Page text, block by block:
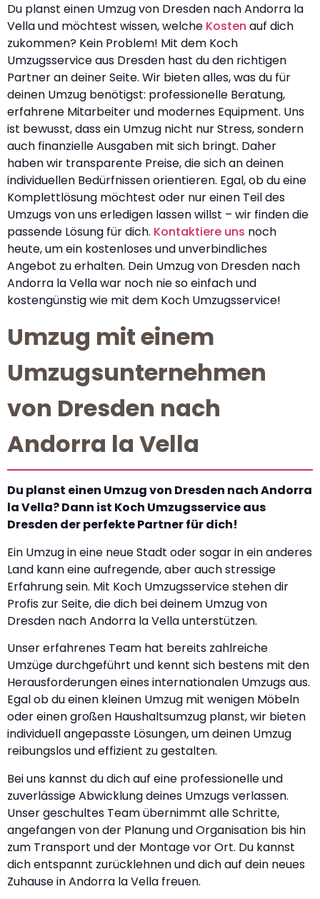
Du planst einen Umzug von Dresden nach Andorra la
Vella und möchtest wissen, welche Kosten auf dich
zukommen? Kein Problem! Mit dem Koch
Umzugsservice aus Dresden hast du den richtigen
Partner an deiner Seite. Wir bieten alles, was du für
deinen Umzug benötigst: professionelle Beratung,
erfahrene Mitarbeiter und modernes Equipment. Uns
ist bewusst, dass ein Umzug nicht nur Stress, sondern
auch finanzielle Ausgaben mit sich bringt. Daher
haben wir transparente Preise, die sich an deinen
individuellen Bedürfnissen orientieren. Egal, ob du eine
Komplettlösung möchtest oder nur einen Teil des
Umzugs von uns erledigen lassen willst – wir finden die
passende Lösung für dich. Kontaktiere uns noch
heute, um ein kostenloses und unverbindliches
Angebot zu erhalten. Dein Umzug von Dresden nach
Andorra la Vella war noch nie so einfach und
kostengünstig wie mit dem Koch Umzugsservice!
Umzug mit einem
Umzugsunternehmen
von Dresden nach
Andorra la Vella
Du planst einen Umzug von Dresden nach Andorra
la Vella? Dann ist Koch Umzugsservice aus
Dresden der perfekte Partner für dich!
Ein Umzug in eine neue Stadt oder sogar in ein anderes
Land kann eine aufregende, aber auch stressige
Erfahrung sein. Mit Koch Umzugsservice stehen dir
Profis zur Seite, die dich bei deinem Umzug von
Dresden nach Andorra la Vella unterstützen.
Unser erfahrenes Team hat bereits zahlreiche
Umzüge durchgeführt und kennt sich bestens mit den
Herausforderungen eines internationalen Umzugs aus.
Egal ob du einen kleinen Umzug mit wenigen Möbeln
oder einen großen Haushaltsumzug planst, wir bieten
individuell angepasste Lösungen, um deinen Umzug
reibungslos und effizient zu gestalten.
Bei uns kannst du dich auf eine professionelle und
zuverlässige Abwicklung deines Umzugs verlassen.
Unser geschultes Team übernimmt alle Schritte,
angefangen von der Planung und Organisation bis hin
zum Transport und der Montage vor Ort. Du kannst
dich entspannt zurücklehnen und dich auf dein neues
Zuhause in Andorra la Vella freuen.